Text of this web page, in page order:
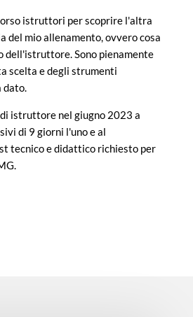
istruttori per scoprire l'altra
del mio allenamento, ovvero cosa
dell'istruttore. Sono pienamente
scelta e degli strumenti
dato.
istruttore nel giugno 2023 a
di 9 giorni l'uno e al
tecnico e didattico richiesto per